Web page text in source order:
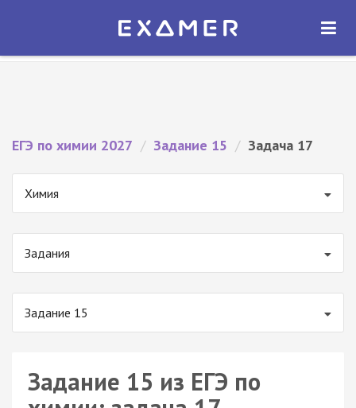
Экзамер — ЕГЭ 2027
ОТКРЫТЬ
ЕГЭ по химии 2027 / Задание 15 / Задача 17
Химия
Задания
Задание 15
Задание 15 из ЕГЭ по